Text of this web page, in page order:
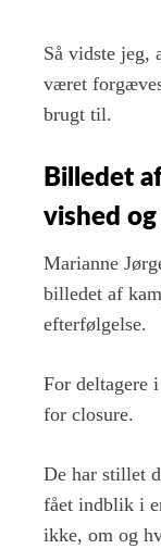
Så vidste jeg,
været
brugt til.
Billedet
vished
Marianne
billedet af
efterfølgelse.
For deltagere
for closure.
De har stillet
fået indblik i
ikke, om og